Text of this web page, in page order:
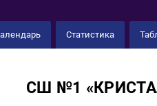
Статистика
СШ №1